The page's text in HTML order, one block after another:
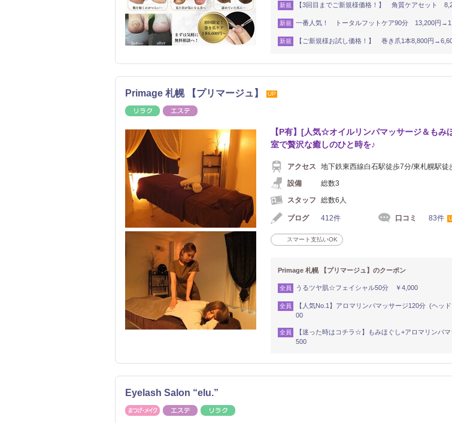
新規 【3回目までご新規様価格！】 角質ケアセット
新規 一番人気！ トータルフットケア90分 13,200円
新規 【ご新規様お試し価格！】 巻き爪1本8,800円
Primage 札幌 【プリマージュ】 UP
リラク
【P有】[人気☆オイルリンパマッサージ＆もみ
室で贅沢な癒しのひと時を♪
アクセス
地下鉄東西線白石駅徒歩7分/東札幌駅徒
設備
総数3
スタッフ
総数6人
ブログ 412件 口コミ 83件
スマート支払いOK
Primage 札幌 【プリマージュ】のクーポン
全員 うるツヤ肌☆フェイシャル50分 ￥4,000
全員
【人気No.1】アロマリンパマッサージ120分 (ヘッ
00
全員
【迷った時はコチラ☆】もみほぐし+アロマリン
500
Eyelash Salon “elu.”
まつげ・メイクエステ